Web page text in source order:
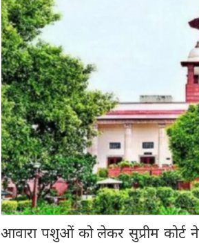
आवारा पशुओं को लेकर सुप्रीम कोर्ट